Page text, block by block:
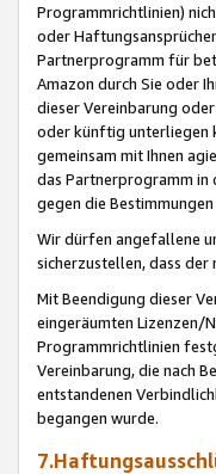
Programmrichtlinien)
oder
Partnerprogramm für
Amazon durch Sie oder
dieser Vereinbarung
oder künftig unterliegen
gemeinsam mit Ihnen
das Partnerprogramm in
gegen die
Wir dürfen angefallene
sicherzustellen, dass
Mit Beendigung dieser
eingeräumten Lizenzen/
Programmrichtlinien
Vereinbarung, die nach
entstandenen
begangen wurde.